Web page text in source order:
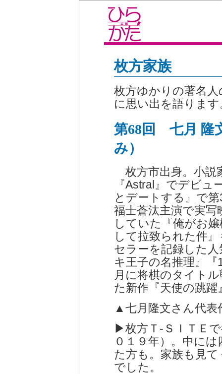
枚方家族
枚方ゆかりの著名
に思い出を語ります
第68回 七月 隆
み）
枚方市出身。小説
『Astral』でデビュ
とデートする』で
福士蒼汰主演で実
していた『俺がお
して拉致られた件
セラーを記録した
キ王子の名推理』
月に将棋のタイト
た新作『天使の跳躍
▲七月隆文さん代表
▶︎枚方Ｔ-ＳＩＴＥ
０１９年）。中に
た方も。家族も見
でした。